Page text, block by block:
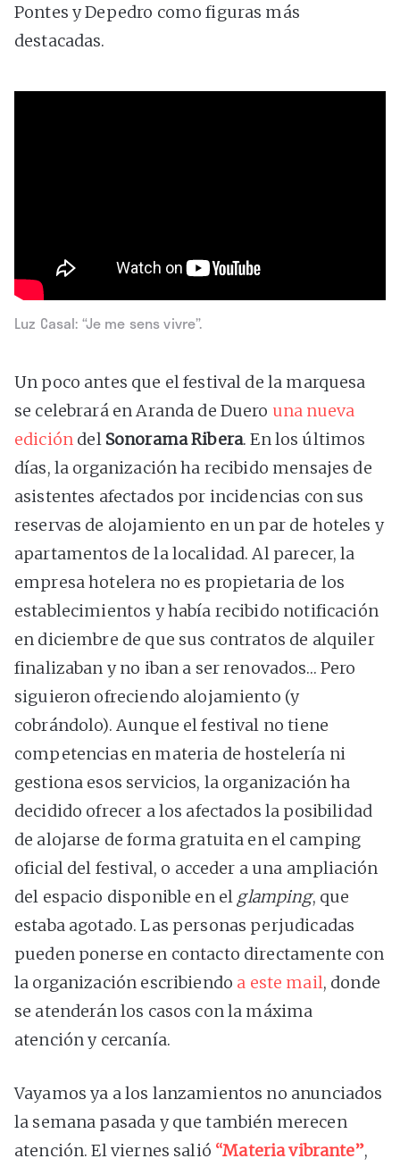
Pontes y Depedro como figuras más
destacadas.
Luz Casal: “Je me sens vivre”.
Un poco antes que el festival de la marquesa
se celebrará en Aranda de Duero una nueva
edición del Sonorama Ribera. En los últimos
días, la organización ha recibido mensajes de
asistentes afectados por incidencias con sus
reservas de alojamiento en un par de hoteles y
apartamentos de la localidad. Al parecer, la
empresa hotelera no es propietaria de los
establecimientos y había recibido notificación
en diciembre de que sus contratos de alquiler
finalizaban y no iban a ser renovados… Pero
siguieron ofreciendo alojamiento (y
cobrándolo). Aunque el festival no tiene
competencias en materia de hostelería ni
gestiona esos servicios, la organización ha
decidido ofrecer a los afectados la posibilidad
de alojarse de forma gratuita en el camping
oficial del festival, o acceder a una ampliación
del espacio disponible en el glamping, que
estaba agotado. Las personas perjudicadas
pueden ponerse en contacto directamente con
la organización escribiendo a este mail, donde
se atenderán los casos con la máxima
atención y cercanía.
Vayamos ya a los lanzamientos no anunciados
la semana pasada y que también merecen
atención. El viernes salió “Materia vibrante”,